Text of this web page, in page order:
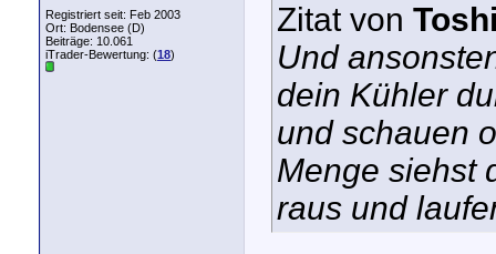
Registriert seit: Feb 2003
Ort: Bodensee (D)
Beiträge: 10.061
iTrader-Bewertung: (18)
Zitat von
Und
dein Kühler
und schauen
Menge siehst
raus und